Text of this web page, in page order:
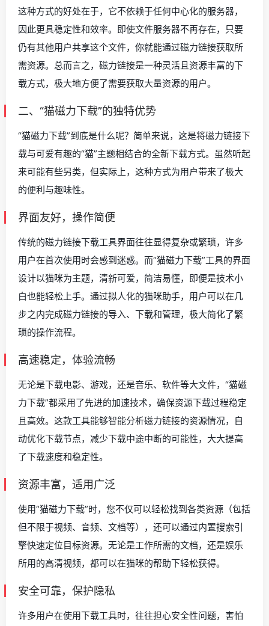
这种方式的好处在于，它不依赖于任何中心化的服务器，
因此更具稳定性和效率。即使文件服务器不再存在，只要
仍有其他用户共享这个文件，你就能通过磁力链接获取所
需资源。总而言之，磁力链接是一种灵活且资源丰富的下
载方式，极大地方便了需要获取大量资源的用户。
二、“猫磁力下载”的独特优势
“猫磁力下载”到底是什么呢？简单来说，这是将磁力链接下
载与可爱有趣的“猫”主题相结合的全新下载方式。虽然听起
来可能有些另类，但实际上，这种方式为用户带来了极大
的便利与趣味性。
界面友好，操作简便
传统的磁力链接下载工具界面往往显得复杂或繁琐，许多
用户在首次使用时会感到迷惑。而“猫磁力下载”工具的界面
设计以猫咪为主题，清新可爱，简洁易懂，即便是技术小
白也能轻松上手。通过拟人化的猫咪助手，用户可以在几
步之内完成磁力链接的导入、下载和管理，极大简化了繁
琐的操作流程。
高速稳定，体验流畅
无论是下载电影、游戏，还是音乐、软件等大文件，“猫磁
力下载”都采用了先进的加速技术，确保资源下载过程稳定
且高效。这款工具能够智能分析磁力链接的资源情况，自
动优化下载节点，减少下载中途中断的可能性，大大提高
了下载速度和稳定性。
资源丰富，适用广泛
使用“猫磁力下载”时，您不仅可以轻松找到各类资源（包括
但不限于视频、音频、文档等），还可以通过内置搜索引
擎快速定位目标资源。无论是工作所需的文档，还是娱乐
所用的高清视频，都可以在猫咪的帮助下轻松获得。
安全可靠，保护隐私
许多用户在使用下载工具时，往往担心安全性问题，害怕